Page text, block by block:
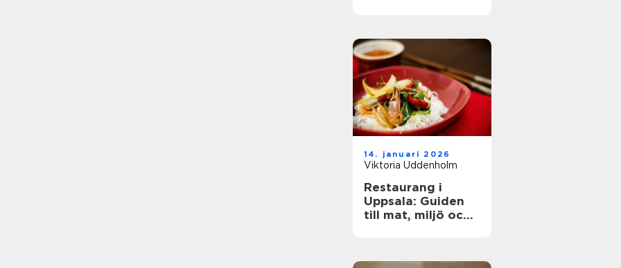
14. januari 2026
Viktoria Uddenholm
Restaurang i
Uppsala: Guiden
till mat, miljö och